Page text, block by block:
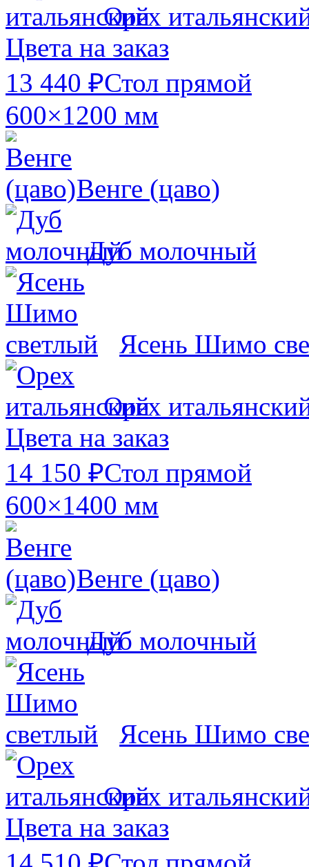
Орех
Цвета на заказ
13 440 ₽Стол прямой
600×1200 мм
Венге (цаво)
Дуб молочный
Ясень Шимо
Орех
Цвета на заказ
14 150 ₽Стол прямой
600×1400 мм
Венге (цаво)
Дуб молочный
Ясень Шимо
Орех
Цвета на заказ